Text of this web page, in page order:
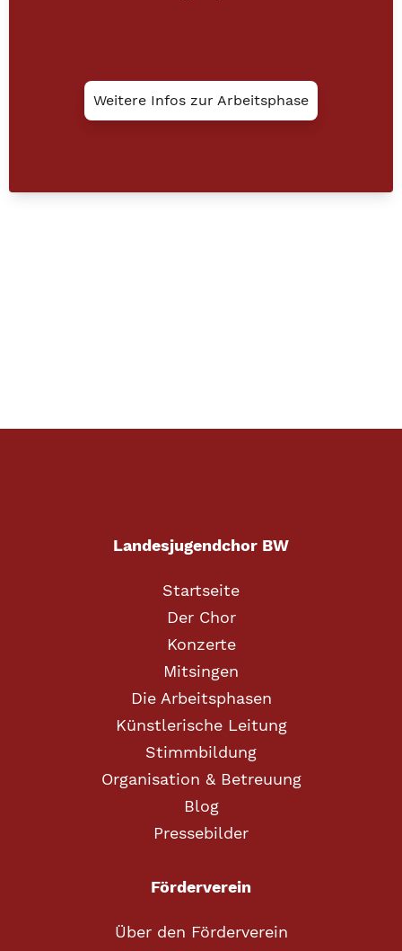
Weitere Infos zur Arbeitsphase
Landesjugendchor BW
Startseite
Der Chor
Konzerte
Mitsingen
Die Arbeitsphasen
Künstlerische Leitung
Stimmbildung
Organisation & Betreuung
Blog
Pressebilder
Förderverein
Über den Förderverein